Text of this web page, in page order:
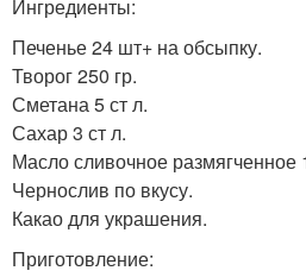
Ингредиенты:
Печенье 24 шт+ на обсыпку.
Творог 250 гр.
Сметана 5 ст л.
Сахар 3 ст л.
Масло сливочное размягченное
Чернослив по вкусу.
Какао для украшения.
Приготовление: